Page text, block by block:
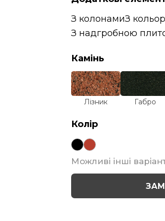
З колонамиЗ
З надгробною
Камінь
Лізник Габро
Колір
Можливі інші